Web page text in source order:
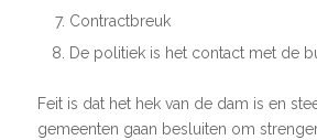
Contractbreuk
De politiek is het contact met de
Feit is dat het hek van de dam is en
gemeenten gaan besluiten om